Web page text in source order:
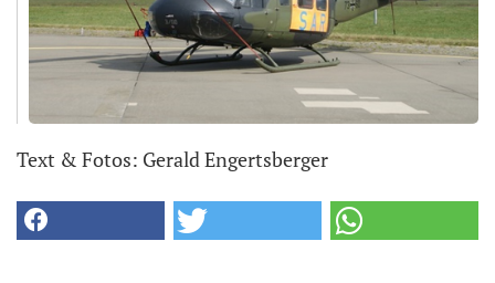
Text & Fotos: Gerald Engertsberger